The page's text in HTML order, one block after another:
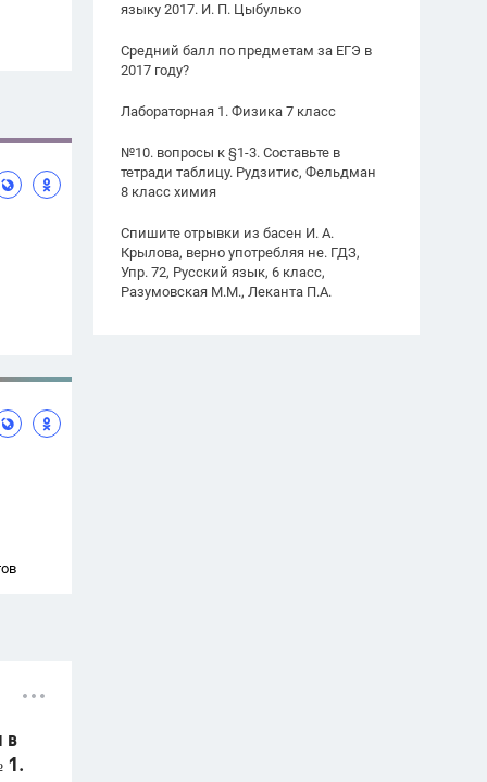
языку 2017. И. П. Цыбулько
Средний балл по предметам за ЕГЭ в
2017 году?
Лабораторная 1. Физика 7 класс
№10. вопросы к §1-3. Составьте в
тетради таблицу. Рудзитис, Фельдман
8 класс химия
Спишите отрывки из басен И. А.
Крылова, верно употребляя не. ГДЗ,
Упр. 72, Русский язык, 6 класс,
Разумовская М.М., Леканта П.А.
в
1.